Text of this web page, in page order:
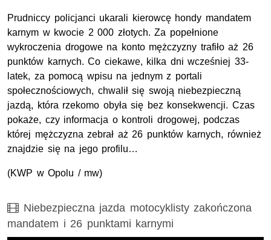
Prudniccy policjanci ukarali kierowcę hondy mandatem
karnym w kwocie 2 000 złotych. Za popełnione
wykroczenia drogowe na konto mężczyzny trafiło aż 26
punktów karnych. Co ciekawe, kilka dni wcześniej 33-
latek, za pomocą wpisu na jednym z portali
społecznościowych, chwalił się swoją niebezpieczną
jazdą, która rzekomo obyła się bez konsekwencji. Czas
pokaże, czy informacja o kontroli drogowej, podczas
której mężczyzna zebrał aż 26 punktów karnych, również
znajdzie się na jego profilu…
(KWP w Opolu / mw)
Film
Niebezpieczna jazda motocyklisty zakończona
mandatem i 26 punktami karnymi